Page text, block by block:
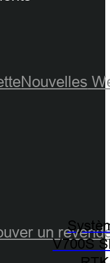
V700S
Nouvelles
un